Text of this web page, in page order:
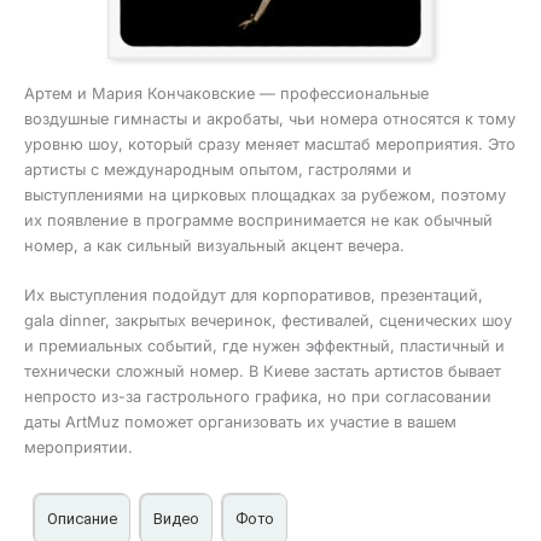
Артем и Мария Кончаковские — профессиональные
воздушные гимнасты и акробаты, чьи номера относятся к тому
уровню шоу, который сразу меняет масштаб мероприятия. Это
артисты с международным опытом, гастролями и
выступлениями на цирковых площадках за рубежом, поэтому
их появление в программе воспринимается не как обычный
номер, а как сильный визуальный акцент вечера.
Их выступления подойдут для корпоративов, презентаций,
gala dinner, закрытых вечеринок, фестивалей, сценических шоу
и премиальных событий, где нужен эффектный, пластичный и
технически сложный номер. В Киеве застать артистов бывает
непросто из-за гастрольного графика, но при согласовании
даты ArtMuz поможет организовать их участие в вашем
мероприятии.
Описание Видео Фото